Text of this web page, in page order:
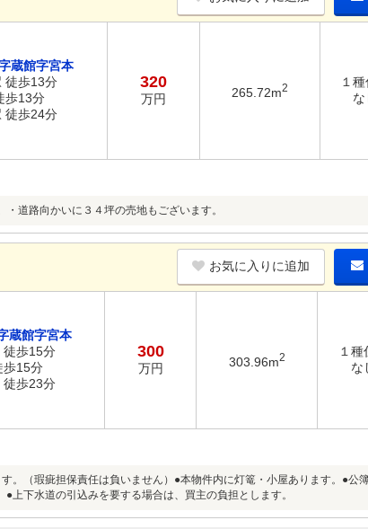
蔵館字宮本
徒歩13分
歩13分
徒歩24分
320
万円 265.72m2
１
な
道路向かいに３４坪の売地もございます。
お気に入りに追加
蔵館字宮本
徒歩15分
歩15分
徒歩23分
300
万円 303.96m2
１種
な
。（瑕疵担保責任は負いません）●本物件内に灯篭・小屋あります。●公
上下水道の引込みを要する場合は、買主の負担とします。